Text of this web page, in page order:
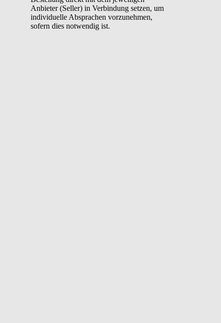
Anbieter (Seller) in Verbindung setzen, um
individuelle Absprachen vorzunehmen,
sofern dies notwendig ist.